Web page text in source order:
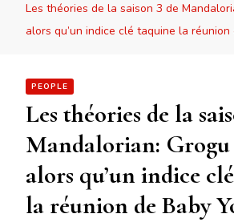
Les théories de la saison 3 de
alors qu’un indice clé taquine la réunion
PEOPLE
Les théories de la
Mandalorian:
alors qu’un indice
la réunion de Baby